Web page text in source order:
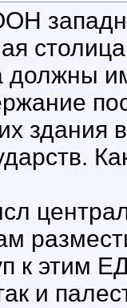
должны
здания
к этим
и